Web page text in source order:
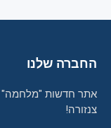
החברה שלנו
אתר חדשות "מלחמה"
צנזורה!